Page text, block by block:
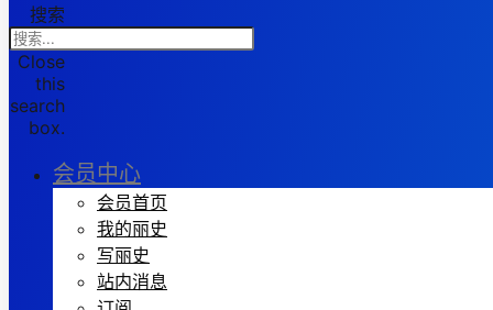
搜索
Close
this
search
box.
会员中心
会员首页
我的丽史
写丽史
站内消息